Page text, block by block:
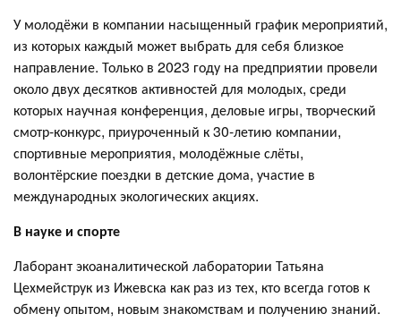
У молодёжи в компании насыщенный график мероприятий,
из которых каждый может выбрать для себя близкое
направление. Только в 2023 году на предприятии провели
около двух десятков активностей для молодых, среди
которых научная конференция, деловые игры, творческий
смотр-конкурс, приуроченный к 30-летию компании,
спортивные мероприятия, молодёжные слёты,
волонтёрские поездки в детские дома, участие в
международных экологических акциях.
В науке и спорте
Лаборант экоаналитической лаборатории Татьяна
Цехмейструк из Ижевска как раз из тех, кто всегда готов к
обмену опытом, новым знакомствам и получению знаний.